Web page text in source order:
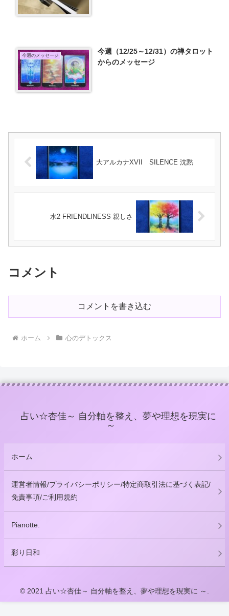
今週のメッセージ
今週（12/25～12/31）の禅タロット
からのメッセージ
大アルカナXVII SILENCE 沈黙
水2 FRIENDLINESS 親しさ
コメント
コメントを書き込む
ホーム 心のデトックス
占い☆杏佳～ 自分軸を整え、夢や理想を現実に
～
ホーム
運営者情報/プライバシーポリシー/特定商取引法に基づく表記/
免責事項/ご利用規約
Pianotte.
彩り日和
© 2021 占い☆杏佳～ 自分軸を整え、夢や理想を現実に ～.